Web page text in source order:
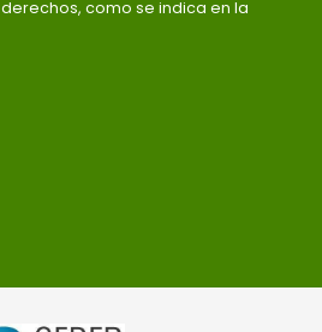
como se indica en la